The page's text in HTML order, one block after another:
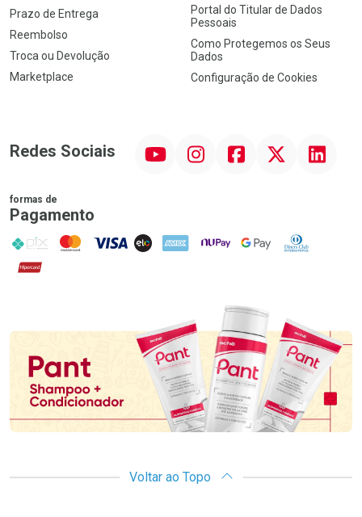
Prazo de Entrega
Reembolso
Troca ou Devolução
Marketplace
Portal do Titular de Dados
Pessoais
Como Protegemos os Seus
Dados
Configuração de Cookies
Redes Sociais InstagramFacebookTwitter Linkedin
formas de
Pagamento
PIX MasterCard
VISA ELO AMEX NuPay Google PayDiners Club
Hipercard
Voltar ao Topo